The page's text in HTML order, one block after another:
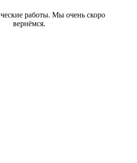
работы. Мы очень скоро
вернёмся.